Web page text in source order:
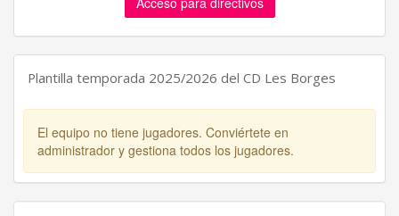
Plantilla temporada 2025/2026 del CD Les Borges
El equipo no tiene jugadores. Conviértete en
administrador y gestiona todos los jugadores.